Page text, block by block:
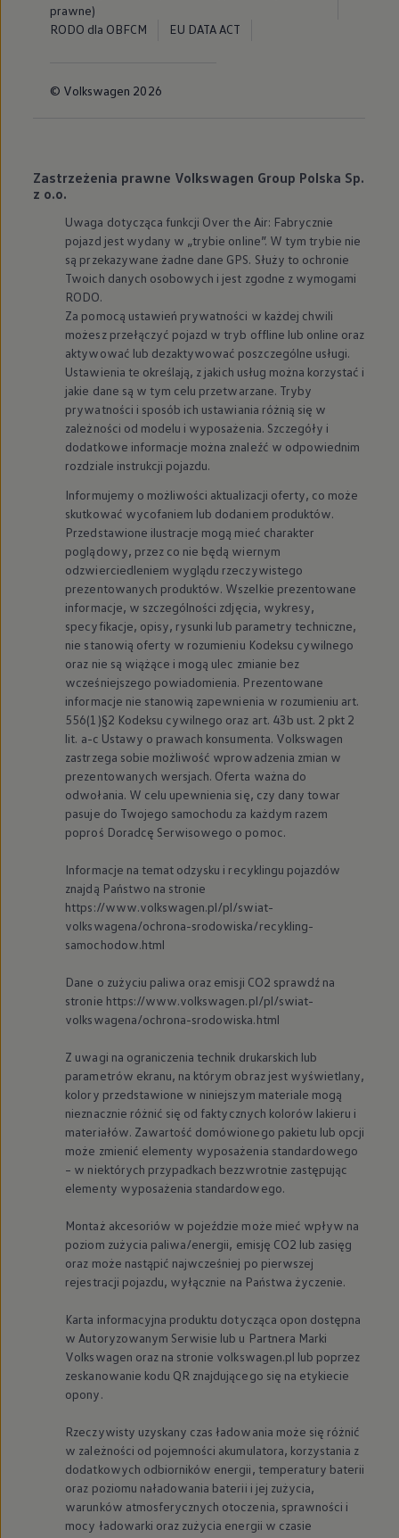
prawne)
RODO dla OBFCM
EU DATA ACT
© Volkswagen 2026
Zastrzeżenia prawne Volkswagen Group Polska Sp.
z o.o.
Uwaga dotycząca funkcji Over the Air: Fabrycznie
pojazd jest wydany w „trybie online”. W tym trybie nie
są przekazywane żadne dane GPS. Służy to ochronie
Twoich danych osobowych i jest zgodne z wymogami
RODO.
Za pomocą ustawień prywatności w każdej chwili
możesz przełączyć pojazd w tryb offline lub online oraz
aktywować lub dezaktywować poszczególne usługi.
Ustawienia te określają, z jakich usług można korzystać i
jakie dane są w tym celu przetwarzane. Tryby
prywatności i sposób ich ustawiania różnią się w
zależności od modelu i wyposażenia. Szczegóły i
dodatkowe informacje można znaleźć w odpowiednim
rozdziale instrukcji pojazdu.
Informujemy o możliwości aktualizacji oferty, co może
skutkować wycofaniem lub dodaniem produktów.
Przedstawione ilustracje mogą mieć charakter
poglądowy, przez co nie będą wiernym
odzwierciedleniem wyglądu rzeczywistego
prezentowanych produktów. Wszelkie prezentowane
informacje, w szczególności zdjęcia, wykresy,
specyfikacje, opisy, rysunki lub parametry techniczne,
nie stanowią oferty w rozumieniu Kodeksu cywilnego
oraz nie są wiążące i mogą ulec zmianie bez
wcześniejszego powiadomienia. Prezentowane
informacje nie stanowią zapewnienia w rozumieniu art.
556(1)§2 Kodeksu cywilnego oraz art. 43b ust. 2 pkt 2
lit. a-c Ustawy o prawach konsumenta. Volkswagen
zastrzega sobie możliwość wprowadzenia zmian w
prezentowanych wersjach. Oferta ważna do
odwołania. W celu upewnienia się, czy dany towar
pasuje do Twojego samochodu za każdym razem
poproś Doradcę Serwisowego o pomoc.
Informacje na temat odzysku i recyklingu pojazdów
znajdą Państwo na stronie
https://www.volkswagen.pl/pl/swiat-
volkswagena/ochrona-srodowiska/recykling-
samochodow.html
Dane o zużyciu paliwa oraz emisji CO2 sprawdź na
stronie https://www.volkswagen.pl/pl/swiat-
volkswagena/ochrona-srodowiska.html
Z uwagi na ograniczenia technik drukarskich lub
parametrów ekranu, na którym obraz jest wyświetlany,
kolory przedstawione w niniejszym materiale mogą
nieznacznie różnić się od faktycznych kolorów lakieru i
materiałów. Zawartość domówionego pakietu lub opcji
może zmienić elementy wyposażenia standardowego
– w niektórych przypadkach bezzwrotnie zastępując
elementy wyposażenia standardowego.
Montaż akcesoriów w pojeździe może mieć wpływ na
poziom zużycia paliwa/energii, emisję CO2 lub zasięg
oraz może nastąpić najwcześniej po pierwszej
rejestracji pojazdu, wyłącznie na Państwa życzenie.
Karta informacyjna produktu dotycząca opon dostępna
w Autoryzowanym Serwisie lub u Partnera Marki
Volkswagen oraz na stronie volkswagen.pl lub poprzez
zeskanowanie kodu QR znajdującego się na etykiecie
opony.
Rzeczywisty uzyskany czas ładowania może się różnić
w zależności od pojemności akumulatora, korzystania z
dodatkowych odbiorników energii, temperatury baterii
oraz poziomu naładowania baterii i jej zużycia,
warunków atmosferycznych otoczenia, sprawności i
mocy ładowarki oraz zużycia energii w czasie